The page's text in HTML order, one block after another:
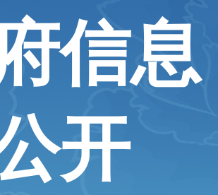
信息
开